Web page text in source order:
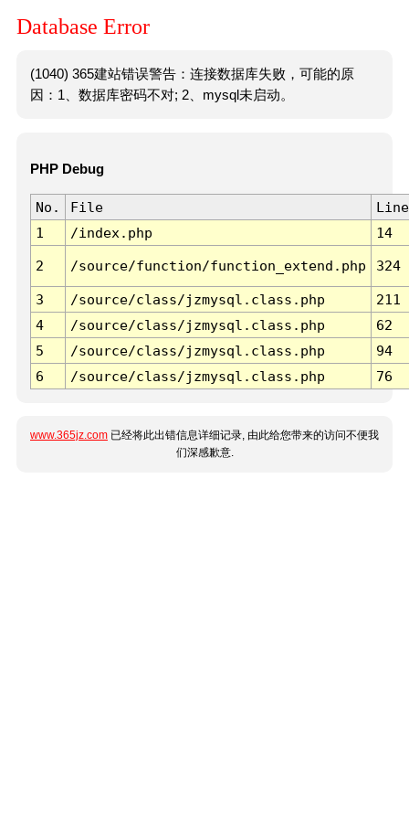
Database Error
(1040) 365建站错误警告：连接数据库失败，可能的原
因：1、数据库密码不对; 2、mysql未启动。
PHP Debug
No. File
Line
1
/index.php 14
2 /source/function/function_extend.php 324
3 /source/class/jzmysql.class.php
211
4
/source/class/jzmysql.class.php
62
5
/source/class/jzmysql.class.php
94
6
/source/class/jzmysql.class.php 76
www.365jz.com 已经将此出错信息详细记录, 由此给您带来的访问不便我
们深感歉意.